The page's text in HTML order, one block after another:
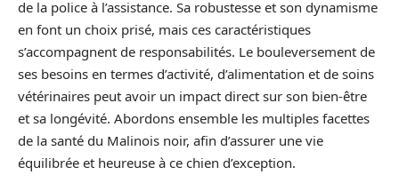
de la police à l’assistance. Sa robustesse et son dynamisme
en font un choix prisé, mais ces caractéristiques
s’accompagnent de responsabilités. Le bouleversement de
ses besoins en termes d’activité, d’alimentation et de soins
vétérinaires peut avoir un impact direct sur son bien-être
et sa longévité. Abordons ensemble les multiples facettes
de la santé du Malinois noir, afin d’assurer une vie
équilibrée et heureuse à ce chien d’exception.